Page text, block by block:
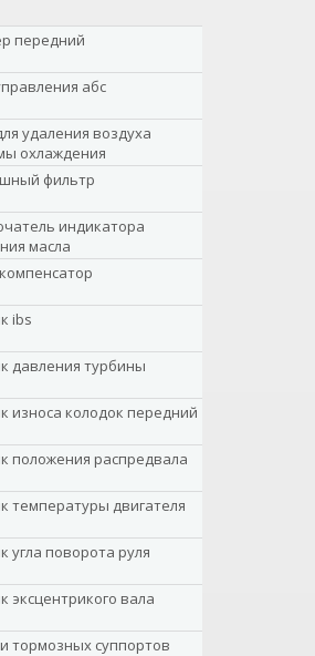
передний
абс
удаления воздуха
охлаждения
фильтр
индикатора
масла
ibs
давления турбины
износа колодок передний
положения распредвала
температуры двигателя
угла поворота руля
эксцентрикого вала
тормозных суппортов